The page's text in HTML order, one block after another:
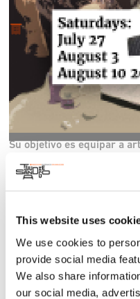
This website uses
We use cookies to
provide social media
We also share
our social media,
Acerca
Arte y Cultura
La Ciudad de San Diego
artistas para participar
intensivo gratuito de tres
trabajar en el ámbito
arte público. Este
resultado final, sino en el
Su objetivo es equipar a
multidisciplinarios en la
convertir prácticas
prácticas en el ámbito
internacionales. El
en el diseño centrado en
proyectos basados en el
seleccionará a veinticinco
sábados: El 27 de Julio y